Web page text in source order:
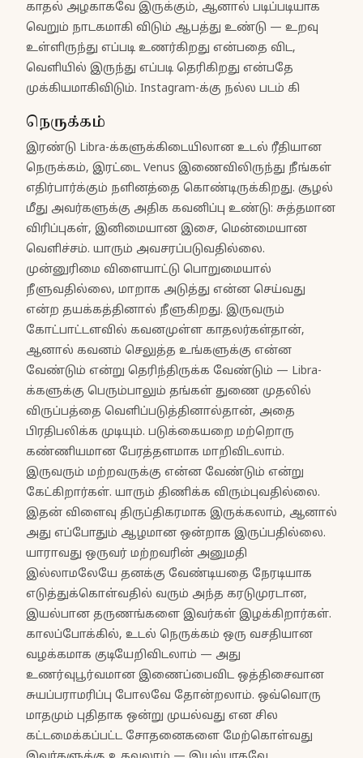
காதல் அழகாகவே இருக்கும், ஆனால் படிப்படியாக
வெறும் நாடகமாகி விடும் ஆபத்து உண்டு — உறவு
உள்ளிருந்து எப்படி உணர்கிறது என்பதை விட,
வெளியில் இருந்து எப்படி தெரிகிறது என்பதே
முக்கியமாகிவிடும். Instagram-க்கு நல்ல படம் கி
நெருக்கம்
இரண்டு Libra-க்களுக்கிடையிலான உடல் ரீதியான
நெருக்கம், இரட்டை Venus இணைவிலிருந்து நீங்கள்
எதிர்பார்க்கும் நளினத்தை கொண்டிருக்கிறது. சூழல்
மீது அவர்களுக்கு அதிக கவனிப்பு உண்டு: சுத்தமான
விரிப்புகள், இனிமையான இசை, மென்மையான
வெளிச்சம். யாரும் அவசரப்படுவதில்லை.
முன்னுரிமை விளையாட்டு பொறுமையால்
நீளுவதில்லை, மாறாக அடுத்து என்ன செய்வது
என்ற தயக்கத்தினால் நீளுகிறது. இருவரும்
கோட்பாட்டளவில் கவனமுள்ள காதலர்கள்தான்,
ஆனால் கவனம் செலுத்த உங்களுக்கு என்ன
வேண்டும் என்று தெரிந்திருக்க வேண்டும் — Libra-
க்களுக்கு பெரும்பாலும் தங்கள் துணை முதலில்
விருப்பத்தை வெளிப்படுத்தினால்தான், அதை
பிரதிபலிக்க முடியும். படுக்கையறை மற்றொரு
கண்ணியமான பேரத்தளமாக மாறிவிடலாம்.
இருவரும் மற்றவருக்கு என்ன வேண்டும் என்று
கேட்கிறார்கள். யாரும் திணிக்க விரும்புவதில்லை.
இதன் விளைவு திருப்திகரமாக இருக்கலாம், ஆனால்
அது எப்போதும் ஆழமான ஒன்றாக இருப்பதில்லை.
யாராவது ஒருவர் மற்றவரின் அனுமதி
இல்லாமலேயே தனக்கு வேண்டியதை நேரடியாக
எடுத்துக்கொள்வதில் வரும் அந்த கரடுமுரடான,
இயல்பான தருணங்களை இவர்கள் இழக்கிறார்கள்.
காலப்போக்கில், உடல் நெருக்கம் ஒரு வசதியான
வழக்கமாக குடியேறிவிடலாம் — அது
உணர்வுபூர்வமான இணைப்பைவிட ஒத்திசைவான
சுயப்பராமரிப்பு போலவே தோன்றலாம். ஒவ்வொரு
மாதமும் புதிதாக ஒன்று முயல்வது என சில
கட்டமைக்கப்பட்ட சோதனைகளை மேற்கொள்வது